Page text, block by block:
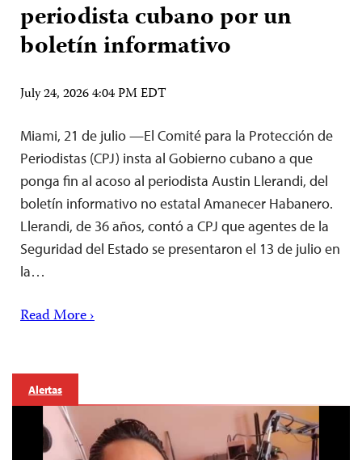
periodista cubano por un
boletín informativo
July 24, 2026 4:04 PM EDT
Miami, 21 de julio —El Comité para la Protección de
Periodistas (CPJ) insta al Gobierno cubano a que
ponga fin al acoso al periodista Austin Llerandi, del
boletín informativo no estatal Amanecer Habanero.
Llerandi, de 36 años, contó a CPJ que agentes de la
Seguridad del Estado se presentaron el 13 de julio en
la…
Read More ›
Alertas